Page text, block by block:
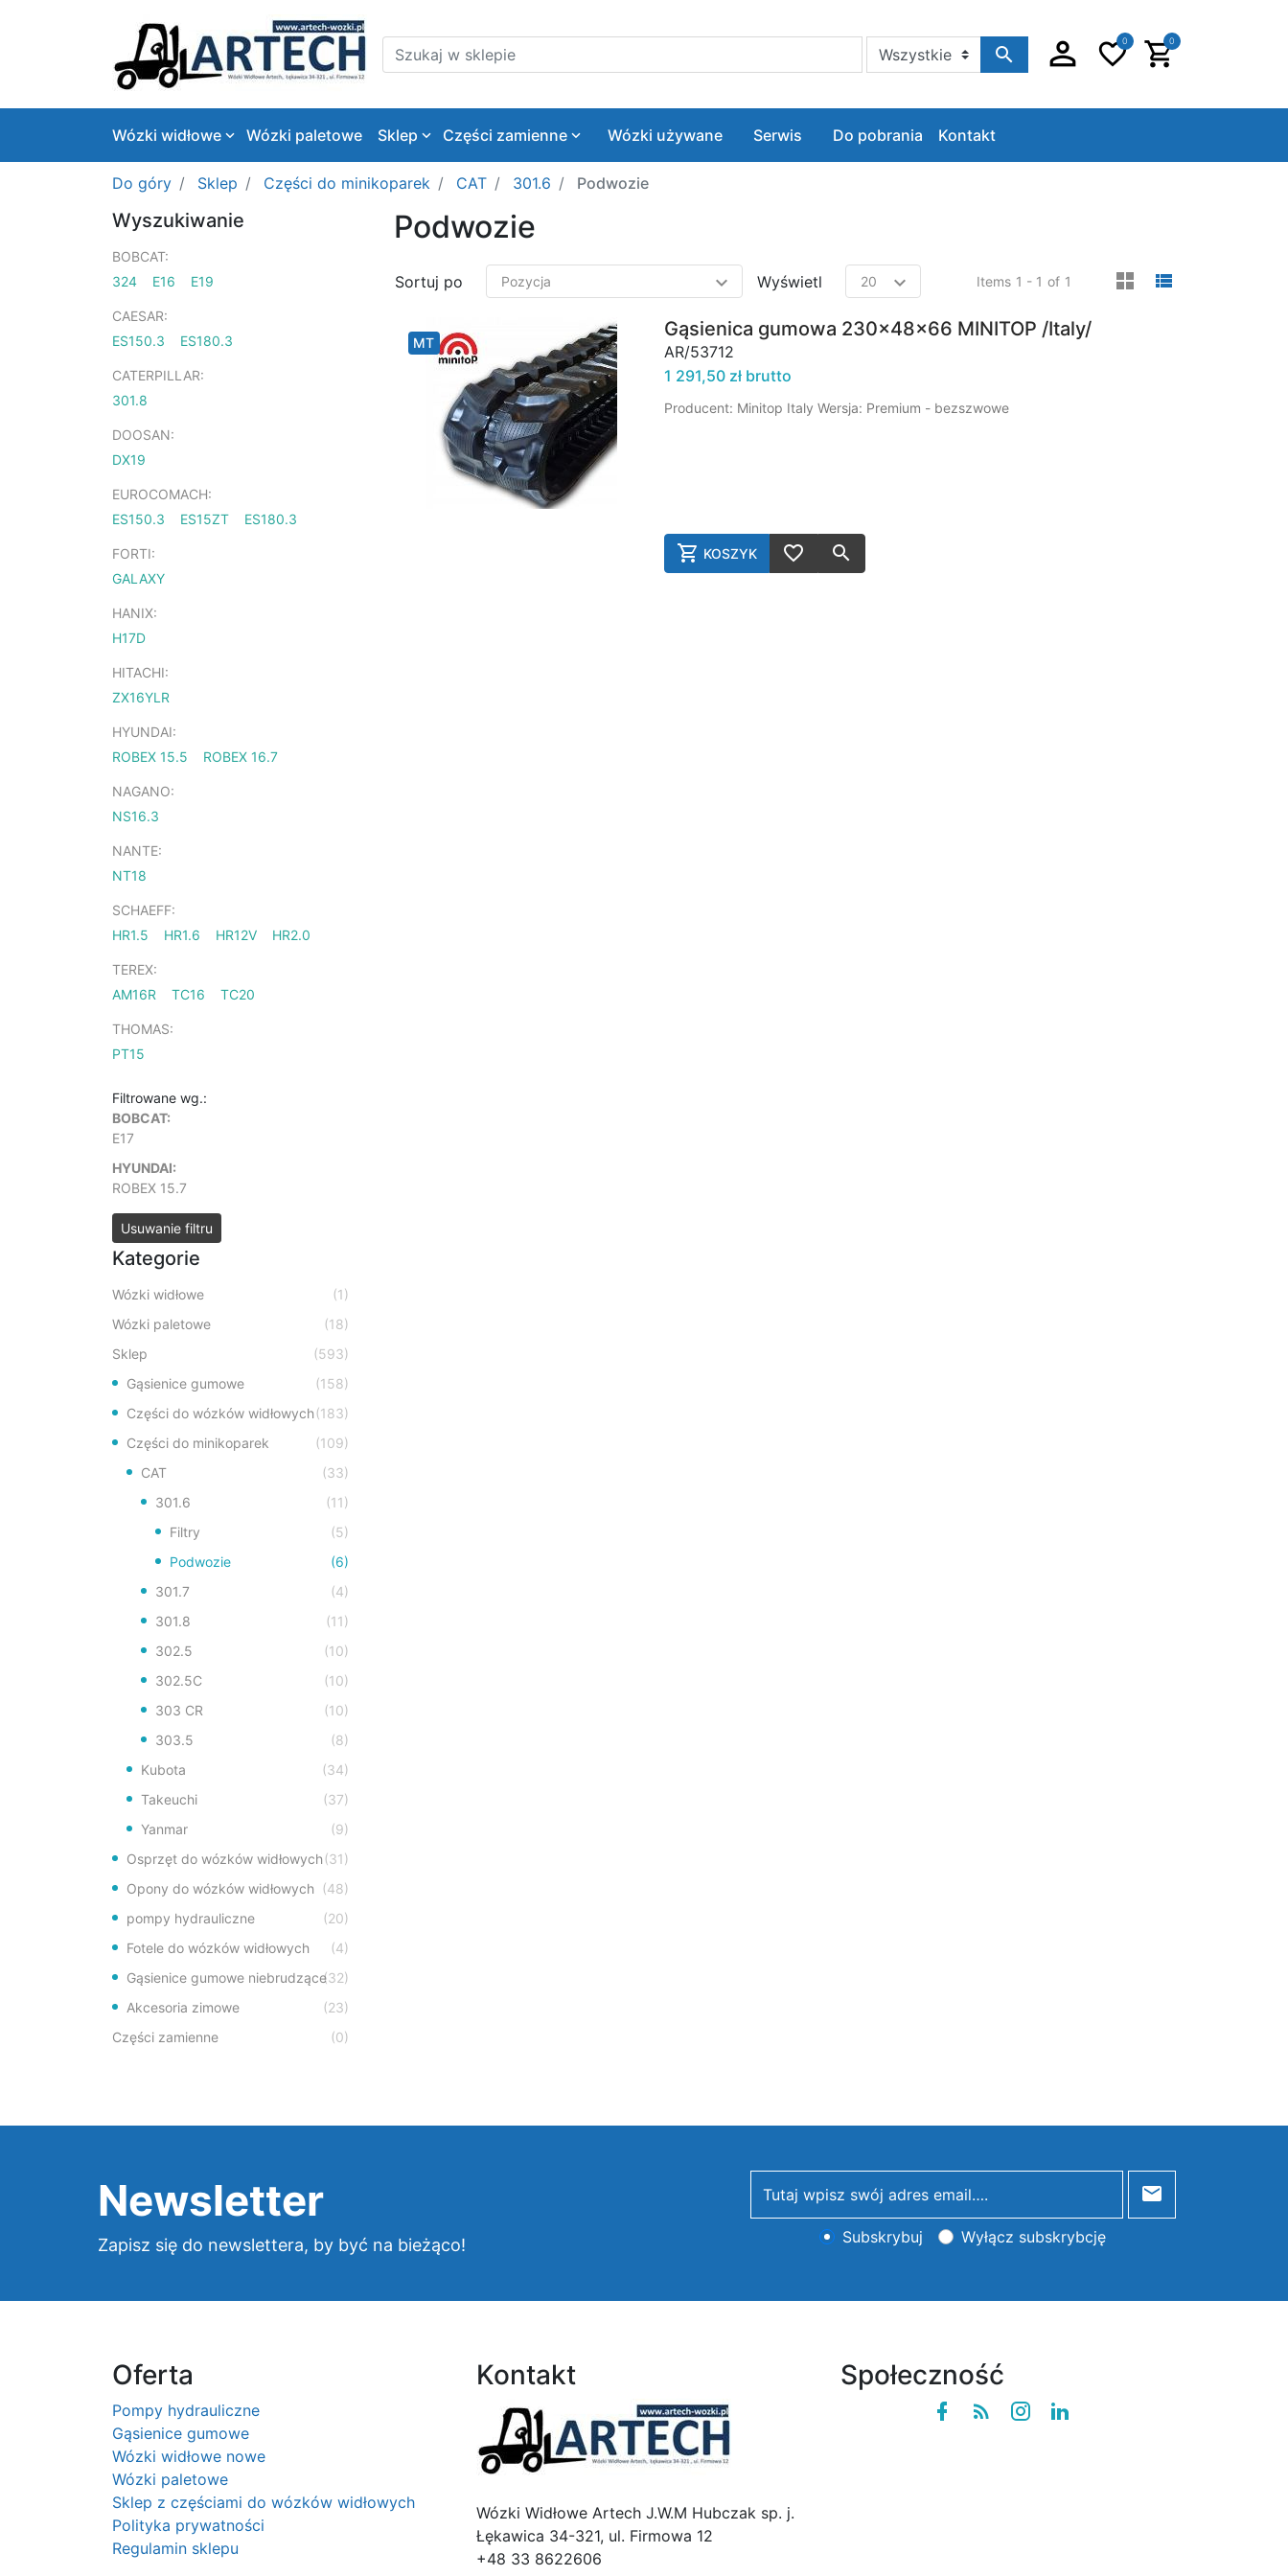
Szukaj w sklepie
Szukaj w sklepie
0 0
Wózki widłowe Wózki paletowe Sklep Części zamienne Wózki używane Serwis Do pobrania Kontakt
Do góry Sklep Części do minikoparek CAT 301.6 Podwozie
Wyszukiwanie
BOBCAT:
324
E16 E19
CAESAR:
ES150.3
ES180.3
CATERPILLAR:
301.8
DOOSAN:
DX19
EUROCOMACH:
ES150.3
ES15ZT ES180.3
FORTI:
GALAXY
HANIX:
H17D
HITACHI:
ZX16YLR
HYUNDAI:
ROBEX 15.5
ROBEX 16.7
NAGANO:
NS16.3
NANTE:
NT18
SCHAEFF:
HR1.5
HR1.6 HR12V HR2.0
TEREX:
AM16R
TC16 TC20
THOMAS:
PT15
Filtrowane wg.:
BOBCAT:
E17
HYUNDAI:
ROBEX 15.7
Usuwanie filtru
Kategorie
Wózki widłowe
(1)
Wózki paletowe
(18)
Sklep
(593)
Gąsienice gumowe
(158)
Części do wózków widłowych(183)
Części do minikoparek
(109)
CAT
(33)
301.6
(11)
Filtry
(5)
Podwozie
(6)
301.7
(4)
301.8
(11)
302.5
(10)
302.5C
(10)
303 CR
(10)
303.5
(8)
Kubota
(34)
Takeuchi
(37)
Yanmar
(9)
Osprzęt do wózków widłowych(31)
Opony do wózków widłowych (48)
pompy hydrauliczne
(20)
Fotele do wózków widłowych
(4)
Gąsienice gumowe niebrudzące(32)
Akcesoria zimowe
(23)
Części zamienne
(0)
Podwozie
Sortuj po Items 1 - 1 of 1
Wyświetl viewmode
MT
Gąsienica gumowa 230x48x66 MINITOP /Italy/
AR/53712
1 291,50 zł brutto
Producent: Minitop Italy Wersja: Premium - bezszwowe
KOSZYK
AddToCart
AddToWishlist
Newsletter
Zapisz się do newslettera, by być na bieżąco!
newsletter
Subskrybuj Wyłącz subskrybcję
Oferta
Pompy hydrauliczne
Gąsienice gumowe
Wózki widłowe nowe
Wózki paletowe
Sklep z częściami do wózków widłowych
Polityka prywatności
Regulamin sklepu
Kontakt
Wózki Widłowe Artech J.W.M Hubczak sp. j.
Łękawica 34-321, ul. Firmowa 12
+48 33 8622606
Społeczność